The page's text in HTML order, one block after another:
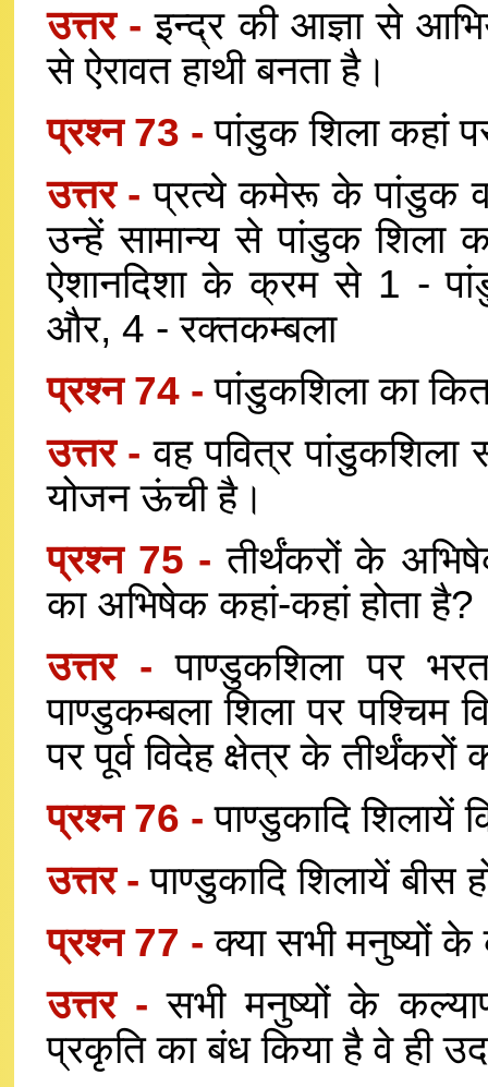
उत्तर -इन्द्र की आज्ञा से
से ऐरावत हाथी बनता है।
प्रश्न 73 -पांडुक शिला कहां
उत्तर -प्रत्ये कमेरू के पांडुक
उन्हें सामान्य से पांडुक
ऐशानदिशा के क्रम से 1 -
और, 4 - रक्तकम्बला
प्रश्न 74 -पांडुकशिला का
उत्तर -वह पवित्र
योजन ऊंची है।
प्रश्न 75 -तीर्थंकरों के
का अभिषेक कहां-कहां होता है?
उत्तर -पाण्डुकशिला पर
पाण्डुकम्बला शिला पर पश्चिम
पर पूर्व विदेह क्षेत्र के
प्रश्न 76 -पाण्डुकादि शिलायें
उत्तर -पाण्डुकादि शिलायें बीस
प्रश्न 77 -क्या सभी मनुष्यों
उत्तर -सभी मनुष्यों के
प्रकृति का बंध किया है वे ही